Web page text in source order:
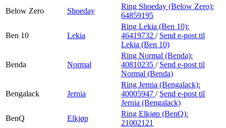
Below Zero
Shoeday
Ring Shoeday (Below Zero):
64859195
Ben 10 Lekia
Ring Lekia (Ben 10):
46419732 / Send e-post til
Lekia (Ben 10)
Benda Normal
Ring Normal (Benda):
40810235 / Send e-post til
Normal (Benda)
Bengalack Jernia
Ring Jernia (Bengalack):
40005947 / Send e-post til
Jernia (Bengalack)
BenQ
Elkjøp
Ring Elkjøp (BenQ):
21002121